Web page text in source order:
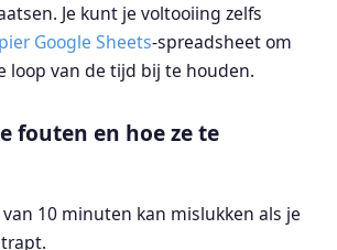
Je kunt je voltooiing zelfs
Google Sheets-spreadsheet om
loop van de tijd bij te houden.
fouten en hoe ze te
10 minuten kan mislukken als je